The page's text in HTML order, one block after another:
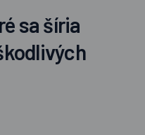
sa šíria